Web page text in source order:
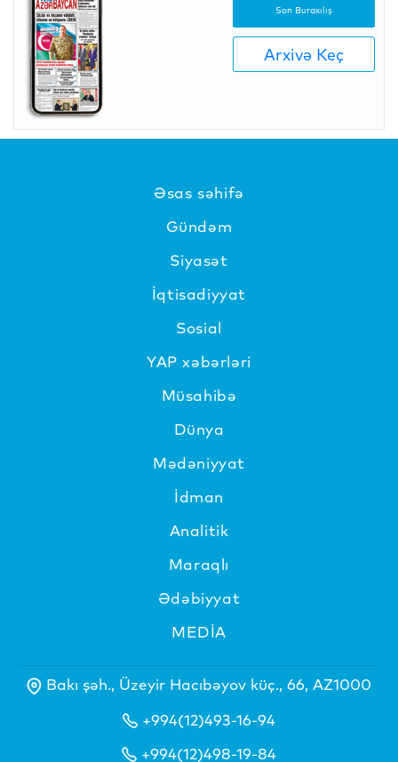
Son Buraxılış
Arxivə Keç
Əsas səhifə
Gündəm
Siyasət
İqtisadiyyat
Sosial
YAP xəbərləri
Müsahibə
Dünya
Mədəniyyat
İdman
Analitik
Maraqlı
Ədəbiyyat
MEDİA
Bakı şəh., Üzeyir Hacıbəyov küç., 66, AZ1000
+994(12)493-16-94
+994(12)498-19-84